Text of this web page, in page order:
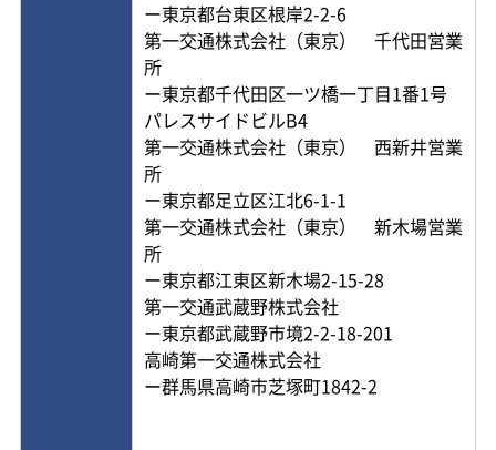
ー東京都台東区根岸2-2-6
第一交通株式会社（東京） 千代田営業
所
ー東京都千代田区一ツ橋一丁目1番1号
パレスサイドビルB4
第一交通株式会社（東京） 西新井営業
所
ー東京都足立区江北6-1-1
第一交通株式会社（東京） 新木場営業
所
ー東京都江東区新木場2-15-28
第一交通武蔵野株式会社
ー東京都武蔵野市境2-2-18-201
高崎第一交通株式会社
ー群馬県高崎市芝塚町1842-2